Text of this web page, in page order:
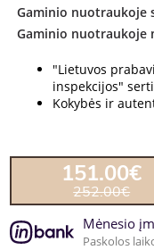
Gaminio nuotraukoje
Gaminio nuotraukoje
"Lietuvos
inspekcijos"
Kokybės ir
151.00€
252.00€
Mėnesio
Paskolos